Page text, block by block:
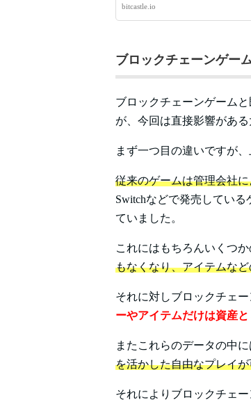
bitcastle.io
ブロックチェーンゲー
ブロックチェーンゲーム
が、今回は直接影響があ
まず一つ目の違いですが
従来のゲームは管理会社
Switchなどで発売してい
ていました。
これにはもちろんいくつ
もなくなり、アイテムな
それに対しブロックチェ
ーやアイテムだけは資産
またこれらのデータの中
を活かした自由なプレイ
それによりブロックチェー